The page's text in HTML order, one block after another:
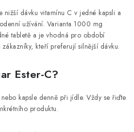
dávku vitamínu C v jedné kapsli a
užívání. Varianta 1000 mg
tabletě a je vhodná pro období
kteří preferují silnější dávku.
Ester-C?
kapsle denně při jídle. Vždy se řiďte
produktu.